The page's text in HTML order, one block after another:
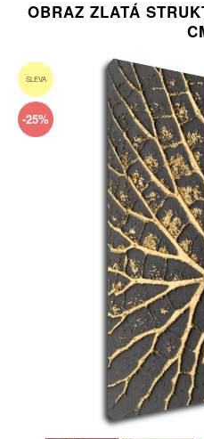
OBRAZ ZLATÁ
SLEVA
-25%